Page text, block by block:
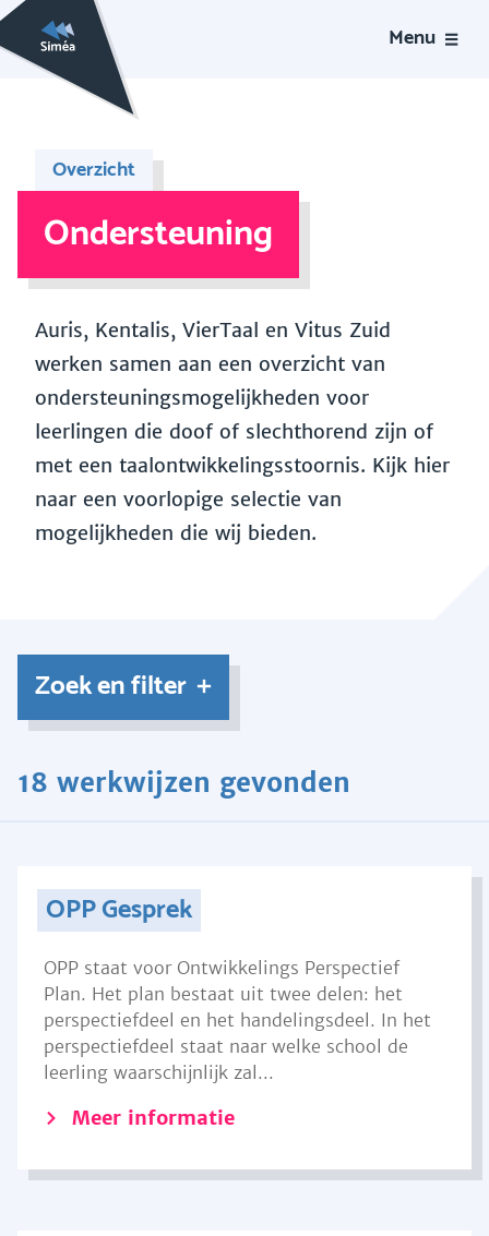
Menu
Overzicht
Ondersteuning
Auris, Kentalis, VierTaal en Vitus Zuid
werken samen aan een overzicht van
ondersteuningsmogelijkheden voor
leerlingen die doof of slechthorend zijn of
met een taalontwikkelingsstoornis. Kijk hier
naar een voorlopige selectie van
mogelijkheden die wij bieden.
Zoek en filter
18 werkwijzen gevonden
OPP Gesprek
OPP staat voor Ontwikkelings Perspectief
Plan. Het plan bestaat uit twee delen: het
perspectiefdeel en het handelingsdeel. In het
perspectiefdeel staat naar welke school de
leerling waarschijnlijk zal...
Meer informatie